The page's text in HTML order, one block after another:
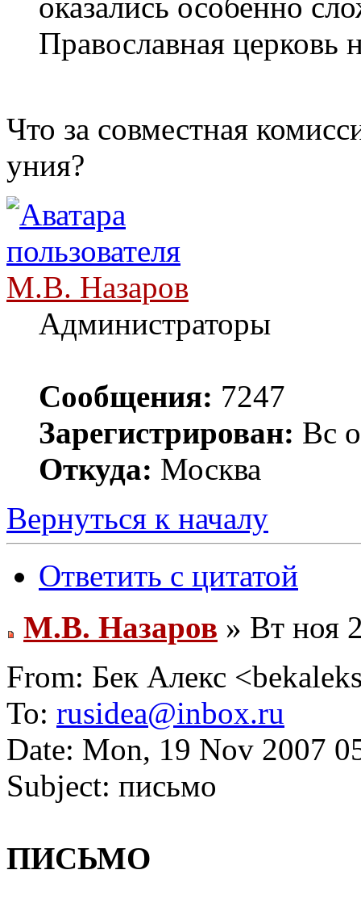
оказались особенно
Православная церковь
Что за совместная
уния?
М.В. Назаров
Администраторы
Сообщения: 7247
Зарегистрирован: Вс
Откуда: Москва
Вернуться к началу
Ответить с цитатой
М.В. Назаров » Вт ноя
From: Бек Алекс
To: rusidea@inbox.ru
Date: Mon, 19 Nov 2007
Subject: письмо
ПИСЬМО